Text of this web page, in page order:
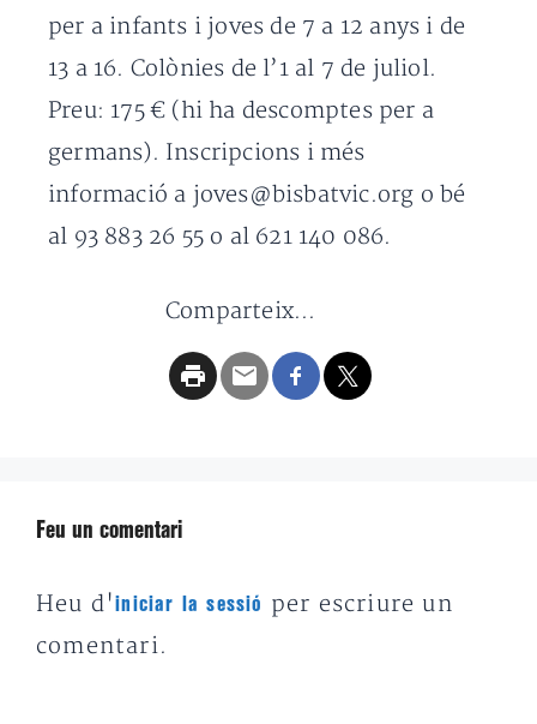
per a infants i joves de 7 a 12 anys i de
13 a 16. Colònies de l’1 al 7 de juliol.
Preu: 175 € (hi ha descomptes per a
germans). Inscripcions i més
informació a joves@bisbatvic.org o bé
al 93 883 26 55 o al 621 140 086.
Comparteix...
Feu un comentari
Heu d'iniciar la sessió
per escriure un
comentari.